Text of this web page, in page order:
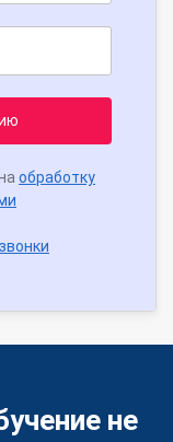
обработку
не